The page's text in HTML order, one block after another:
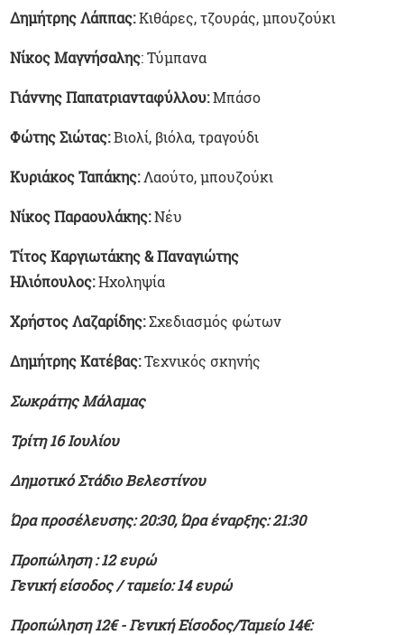
Δημήτρης Λάππας:Κιθάρες, τζουράς, μπουζούκι
Νίκος Μαγνήσαλης: Τύμπανα
Γιάννης Παπατριανταφύλλου:Μπάσο
Φώτης Σιώτας:Βιολί, βιόλα, τραγούδι
Κυριάκος Ταπάκης:Λαούτο, μπουζούκι
Νίκος Παραουλάκης:Νέυ
Τίτος Καργιωτάκης & Παναγιώτης
Ηλιόπουλος:Ηχοληψία
Χρήστος Λαζαρίδης:Σχεδιασμός φώτων
Δημήτρης Κατέβας:Τεχνικός σκηνής
Σωκράτης Μάλαμας
Τρίτη 16 Ιουλίου
Δημοτικό Στάδιο Βελεστίνου
Ώρα προσέλευσης: 20:30, Ώρα έναρξης: 21:30
Προπώληση : 12 ευρώ
Γενική είσοδος / ταμείο: 14 ευρώ
Προπώληση 12€ - Γενική Είσοδος/Ταμείο 14€: